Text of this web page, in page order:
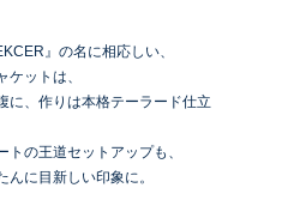
』の名に相応しい、
ットは、
に、作りは本格テーラード仕立
の王道セットアップも、
に目新しい印象に。